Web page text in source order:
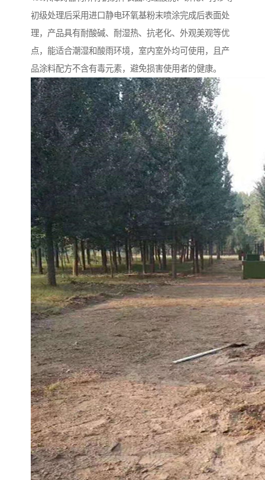
初级处理后采用进口静电环氧基粉末喷涂完成后表面处
理，产品具有耐酸碱、耐湿热、抗老化、外观美观等优
点，能适合潮湿和酸雨环境，室内室外均可使用，且产
品涂料配方不含有毒元素，避免损害使用者的健康。